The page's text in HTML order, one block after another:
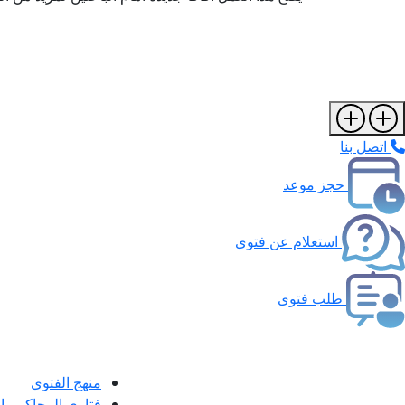
اتصل بنا
حجز موعد
استعلام عن فتوى
طلب فتوى
منهج الفتوى